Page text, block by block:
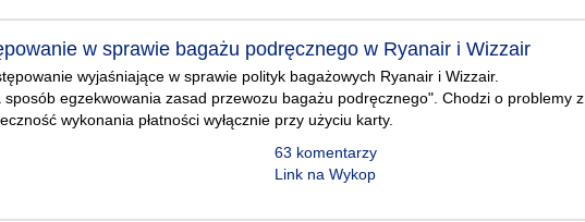
w sprawie bagażu podręcznego w Ryanair i Wizzair
wyjaśniające w sprawie polityk bagażowych Ryanair i Wizzair.
egzekwowania zasad przewozu bagażu podręcznego". Chodzi o problemy z
wykonania płatności wyłącznie przy użyciu karty.
63 komentarzy
Link na Wykop